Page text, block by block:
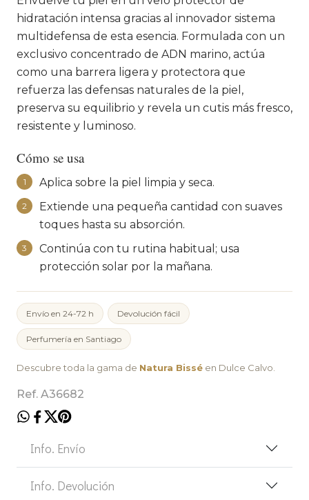
hidratación intensa gracias al innovador sistema
multidefensa de esta esencia. Formulada con un
exclusivo concentrado de ADN marino, actúa
como una barrera ligera y protectora que
refuerza las defensas naturales de la piel,
preserva su equilibrio y revela un cutis más fresco,
resistente y luminoso.
Cómo se usa
1 Aplica sobre la piel limpia y seca.
2
Extiende una pequeña cantidad con suaves
toques hasta su absorción.
3
Continúa con tu rutina habitual; usa
protección solar por la mañana.
Envío en 24-72 h Devolución fácil
Perfumería en Santiago
Descubre toda la gama de Natura Bissé en Dulce Calvo.
Ref. A36682
Info. Envío
Info. Devolución